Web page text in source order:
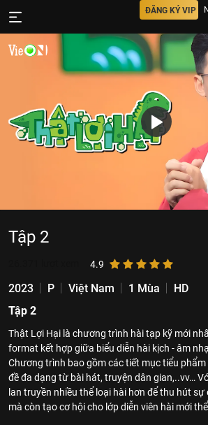
ĐĂNG KÝ VIP
Tập 2
4.9
2023 P Việt Nam 1 Mùa
HD
Tập 2
Thật Lợi Hại là chương trình hài tạp kỹ mới
format kết hợp giữa biểu diễn hài kịch - âm
Chương trình bao gồm các tiết mục tiểu
đề đa dạng từ bài hát, truyện dân gian,..vv…
lan truyền nhiều thể loại hài hơn để thu hút sự
mà còn tạo cơ hội cho lớp diễn viên hài mới